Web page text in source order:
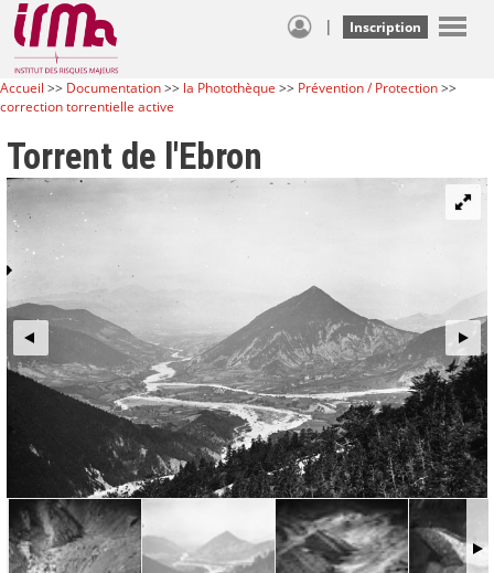
| Inscription
Accueil >> Documentation>> la Photothèque >> Prévention / Protection>>
correction torrentielle active
Torrent de l'Ebron